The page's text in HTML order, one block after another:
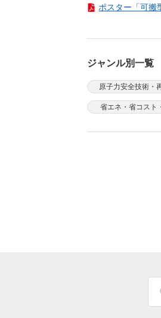
ポスター「可搬
ジャンル別一覧
原子力安全技術・
省エネ・省コスト